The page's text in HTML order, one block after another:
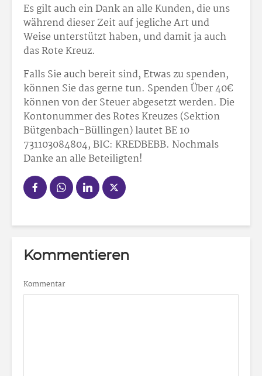
Es gilt auch ein Dank an alle Kunden, die uns
während dieser Zeit auf jegliche Art und
Weise unterstützt haben, und damit ja auch
das Rote Kreuz.
Falls Sie auch bereit sind, Etwas zu spenden,
können Sie das gerne tun. Spenden Über 40€
können von der Steuer abgesetzt werden. Die
Kontonummer des Rotes Kreuzes (Sektion
Bütgenbach-Büllingen) lautet BE 10
731103084804, BIC: KREDBEBB. Nochmals
Danke an alle Beteiligten!
Kommentieren
Kommentar